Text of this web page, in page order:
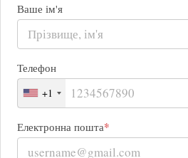
Ваше ім'я
Телефон
+1
Електронна пошта*